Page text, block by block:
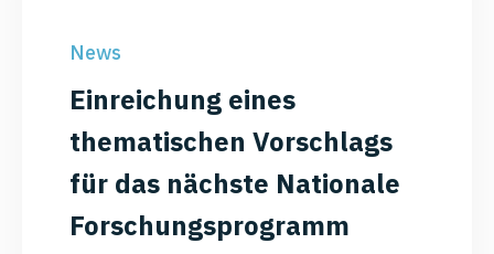
News
Einreichung eines
thematischen Vorschlags
für das nächste Nationale
Forschungsprogramm